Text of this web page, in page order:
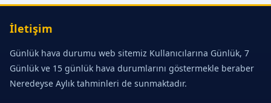
İletişim
Günlük hava durumu web sitemiz Kullanıcılarına Günlük, 7
Günlük ve 15 günlük hava durumlarını göstermekle beraber
Neredeyse Aylık tahminleri de sunmaktadır.